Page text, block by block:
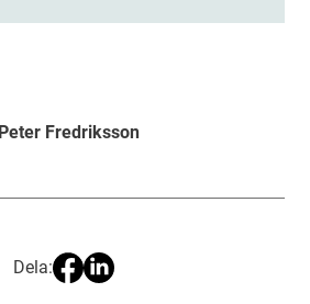
Peter Fredriksson
Dela: